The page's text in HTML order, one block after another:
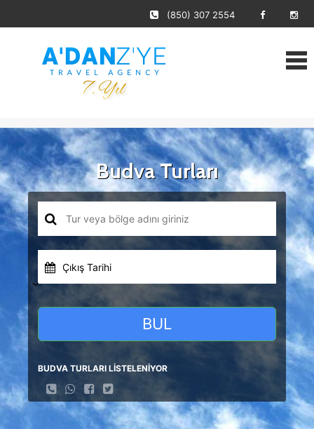
(850) 307 2554
Budva Turları
Çıkış Tarihi
BUL
BUDVA TURLARI LİSTELENİYOR